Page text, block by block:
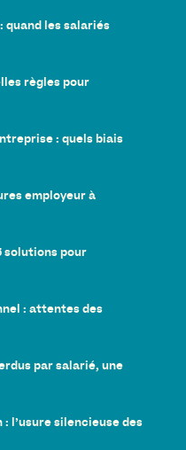
les salariés
règles pour
: quels biais
employeur à
solutions pour
: attentes des
par salarié, une
l’usure silencieuse des